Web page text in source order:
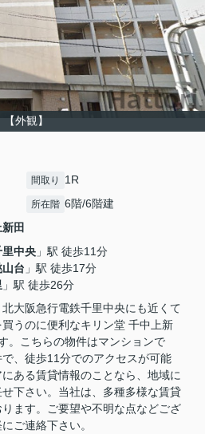
【外観】
間取り 1R
所在階 6階/6階建
田
里中央 」駅 徒歩11分
山台 」駅 徒歩17分
」駅 徒歩26分
大阪急行電鉄千里中央にも近くて
うのに便利なキリン堂 千中上新
。こちらの物件はマンションで
、徒歩11分でのアクセスが可能
ある賃貸情報のことなら、地域に
下さい。当社は、多種多様な賃貸
ます。ご要望や不明な点などござ
ご連絡下さい。